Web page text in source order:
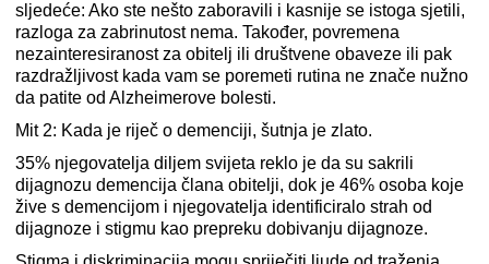
sljedeće: Ako ste nešto zaboravili i kasnije se istoga sjetili,
razloga za zabrinutost nema. Također, povremena
nezainteresiranost za obitelj ili društvene obaveze ili pak
razdražljivost kada vam se poremeti rutina ne znače nužno
da patite od Alzheimerove bolesti.
Mit 2: Kada je riječ o demenciji, šutnja je zlato.
35% njegovatelja diljem svijeta reklo je da su sakrili
dijagnozu demencija člana obitelji, dok je 46% osoba koje
žive s demencijom i njegovatelja identificiralo strah od
dijagnoze i stigmu kao prepreku dobivanju dijagnoze.